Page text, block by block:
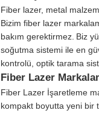
Fiber lazer, metal
Bizim fiber lazer
bakım gerektirmez. Biz
soğutma sistemi ile en
kontrolü, optik tarama
Fiber Lazer
Fiber Lazer İşaretleme
kompakt boyutta yeni bir